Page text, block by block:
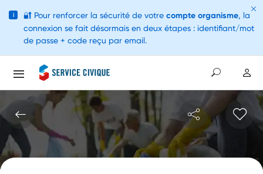
i 🔐 Pour renforcer la sécurité de votre compte organisme, la
connexion se fait désormais en deux étapes : identifiant/mot
de passe + code reçu par email.